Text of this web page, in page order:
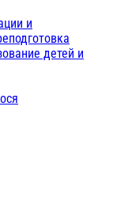
и
детей и